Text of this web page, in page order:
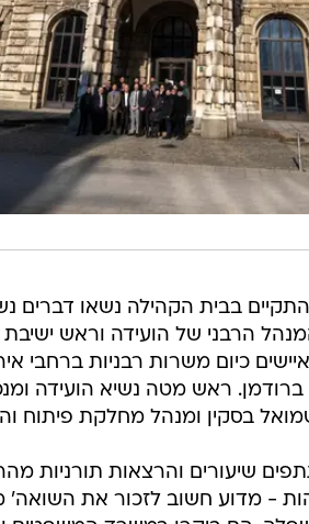
בבית הקהילה נשאו דברים
הרבני של הועידה וראש
כיום משרות רבניות
ראש מטה נשיא הועידה
בסקין ומנהל מחלקת פיתוח
שיעורים והרצאות תורניות
- מדוע חשוב לזכור את